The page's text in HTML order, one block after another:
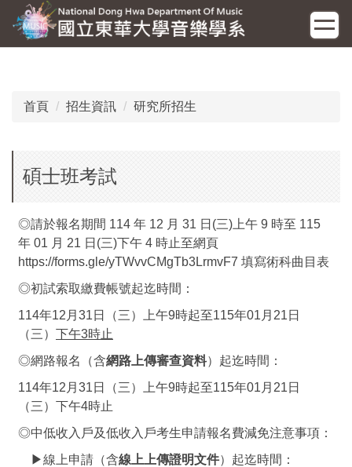
到
主
首頁 招生資訊 研究所招生
碩士班考試
◎請於報名期間 114 年 12 月 31 日(三)上午 9 時至 115
年 01 月 21 日(三)下午 4 時止至網頁
https://forms.gle/yTWvvCMgTb3LrmvF7 填寫術科曲目表
◎初試索取繳費帳號起迄時間：
114年12月31日（三）上午9時起至115年01月21日
（三） 下午3時止
◎網路報名（含網路上傳審查資料）起迄時間：
114年12月31日（三）上午9時起至115年01月21日
（三）下午4時止
◎中低收入戶及低收入戶考生申請報名費減免注意事項：
▶線上申請（含線上上傳證明文件）起迄時間：